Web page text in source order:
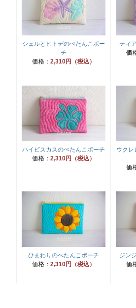
シェルとヒトデのぺたんこポー
チ
価格： 2,310円（税込）
ティ
価
ハイビスカスのぺたんこポーチ
価格： 2,310円（税込）
ウクレ
価
ひまわりのぺたんこポーチ
価格： 2,310円（税込）
ジン
価